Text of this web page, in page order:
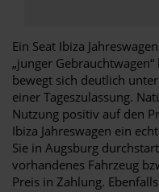
Ein Seat Ibiza
„junger
bewegt sich deutlich
einer Tageszulassung.
Nutzung positiv auf den
Ibiza Jahreswagen ein
Sie in Augsburg
vorhandenes Fahrzeug
Preis in Zahlung.